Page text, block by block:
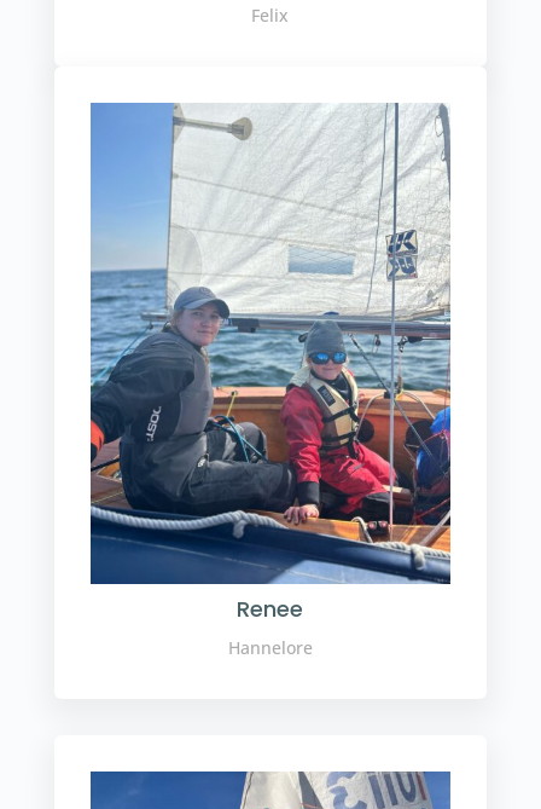
Felix
Renee
Hannelore